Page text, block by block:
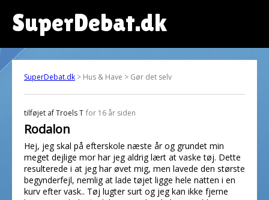
SuperDebat.dk
SuperDebat.dk > Hus & Have > Gør det selv
tilføjet afTroels T for 16 år siden
Rodalon
Hej, jeg skal på efterskole næste år og grundet min
meget dejlige mor har jeg aldrig lært at vaske tøj. Dette
resulterede i at jeg har øvet mig, men lavede den største
begynderfejl, nemlig at lade tøjet ligge hele natten i en
kurv efter vask.. Tøj lugter surt og jeg kan ikke fjerne